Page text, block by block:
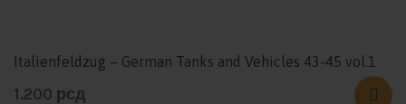
Italienfeldzug – German Tanks and Vehicles 43-45 vol.1
1.200 рсд